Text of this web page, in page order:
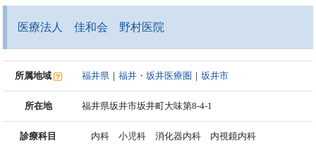
医療法人 佳和会 野村医院
所属地域 福井県 ｜福井・坂井医療圏 ｜坂井市
所在地 福井県坂井市坂井町大味第8-4-1
診療科目 内科 小児科 消化器内科 内視鏡内科